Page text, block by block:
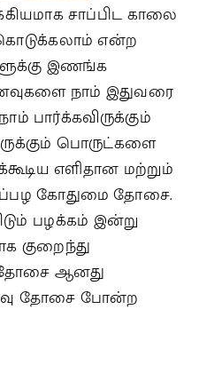
சாப்பிட காலை
என்ற
இணங்க
நாம் இதுவரை
பார்க்கவிருக்கும்
பொருட்களை
எளிதான மற்றும்
கோதுமை தோசை.
பழக்கம் இன்று
குறைந்து
தோசை ஆனது
தோசை போன்ற